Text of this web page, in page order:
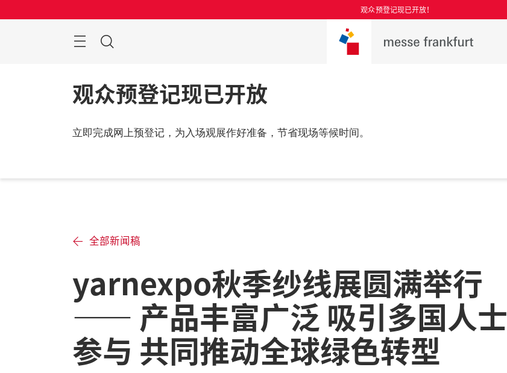
过
观众预登记现已开放！
菜
搜
观众预登记现已开放
立即完成网上预登记，为入场观展作好准备，节省现场等候时间。
全部新闻稿
yarnexpo秋季纱线展圆满举行
—— 产品丰富广泛 吸引多国人士
参与 共同推动全球绿色转型